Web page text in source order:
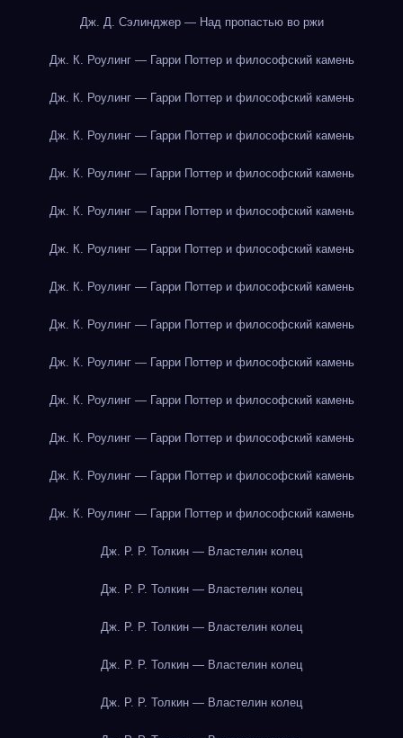
Дж. Д. Сэлинджер — Над пропастью во ржи
Дж. К. Роулинг — Гарри Поттер и философский камень
Дж. К. Роулинг — Гарри Поттер и философский камень
Дж. К. Роулинг — Гарри Поттер и философский камень
Дж. К. Роулинг — Гарри Поттер и философский камень
Дж. К. Роулинг — Гарри Поттер и философский камень
Дж. К. Роулинг — Гарри Поттер и философский камень
Дж. К. Роулинг — Гарри Поттер и философский камень
Дж. К. Роулинг — Гарри Поттер и философский камень
Дж. К. Роулинг — Гарри Поттер и философский камень
Дж. К. Роулинг — Гарри Поттер и философский камень
Дж. К. Роулинг — Гарри Поттер и философский камень
Дж. К. Роулинг — Гарри Поттер и философский камень
Дж. К. Роулинг — Гарри Поттер и философский камень
Дж. Р. Р. Толкин — Властелин колец
Дж. Р. Р. Толкин — Властелин колец
Дж. Р. Р. Толкин — Властелин колец
Дж. Р. Р. Толкин — Властелин колец
Дж. Р. Р. Толкин — Властелин колец